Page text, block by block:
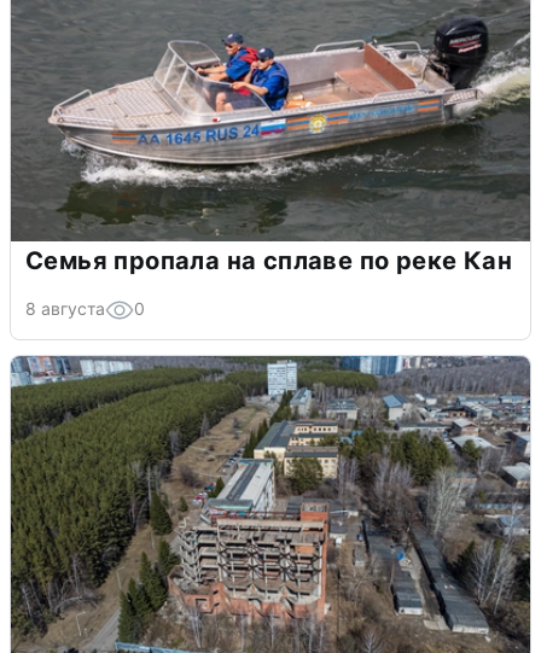
Семья пропала на сплаве по реке Кан
8 августа 0